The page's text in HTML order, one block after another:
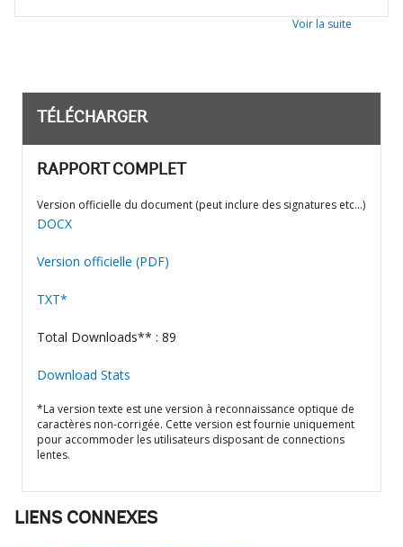
Voir la suite
TÉLÉCHARGER
RAPPORT COMPLET
Version officielle du document (peut inclure des signatures etc…)
DOCX
Version officielle (PDF)
TXT*
Total Downloads** : 89
Download Stats
*La version texte est une version à reconnaissance optique de
caractères non-corrigée. Cette version est fournie uniquement
pour accommoder les utilisateurs disposant de connections
lentes.
LIENS CONNEXES